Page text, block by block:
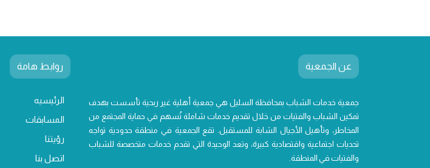
عن الجمعية
جمعية خدمات الشباب بمحافظة السليل هي جمعية أهلية غير ربحية تأسست بهدف
تمكين الشباب والفتيات من خلال تقديم خدمات شاملة تُسهم في حماية المجتمع من
المخاطر، وتأهيل الأجيال الشابة للمستقبل. تقع الجمعية في منطقة حدودية تواجه
تحديات اجتماعية واقتصادية كبيرة، وتعد الوحيدة التي تقدم خدمات متخصصة للشباب
والفتيات في المنطقة.
روابط هامة
الرئيسيه
المسابقات
رؤيتنا
اتصل بنا